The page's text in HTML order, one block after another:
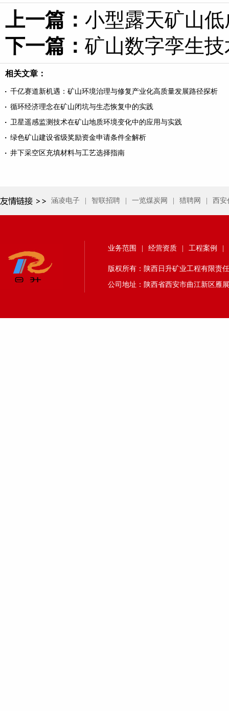
上一篇： 小型露天矿山
下一篇： 矿山数字孪生
相关文章：
千亿赛道新机遇：矿山环境治理与修复产业化高质量发展路径探析
循环经济理念在矿山闭坑与生态恢复中的实践
卫星遥感监测技术在矿山地质环境变化中的应用与实践
绿色矿山建设省级奖励资金申请条件全解析
井下采空区充填材料与工艺选择指南
涵凌电子 智联招聘 一览煤炭网 猎聘网 西安
业务范围 经营资质 工程案例
版权所有：陕西日升矿业工程有限责
公司地址：陕西省西安市曲江新区雁